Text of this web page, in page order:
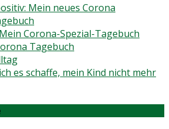
Mein neues Corona
Corona-Spezial-Tagebuch
Tagebuch
es schaffe, mein Kind nicht mehr